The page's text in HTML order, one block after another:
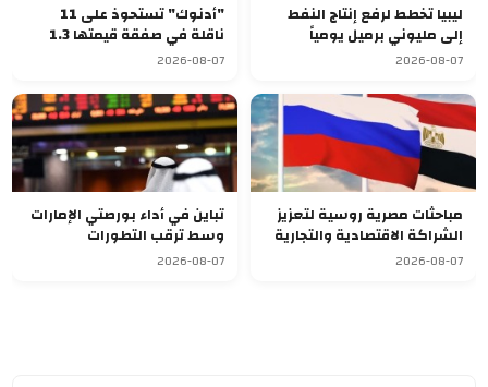
ليبيا تخطط لرفع إنتاج النفط
إلى مليوني برميل يومياً
2026-08-07
"أدنوك" تستحوذ على 11
ناقلة في صفقة قيمتها 1.3
مليار دولار
2026-08-07
مباحثات مصرية روسية لتعزيز
الشراكة الاقتصادية والتجارية
2026-08-07
تباين في أداء بورصتي الإمارات
وسط ترقب التطورات
الجيوسياسية
2026-08-07